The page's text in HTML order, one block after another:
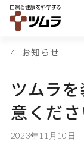
お知らせ
ツムラ
意くだ
2023年11月10日